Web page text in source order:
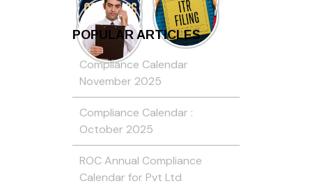
POPULAR ARTICLES
Compliance Calendar
November 2025
Compliance Calendar :
October 2025
ROC Annual Compliance
Calendar for Pvt Ltd